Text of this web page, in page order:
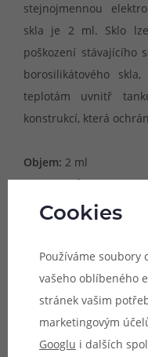
stejnojmennou
skla je 2 ml. Sklo
poškození stávajícího
borosilikátového
teplotám uvnitř
konstrukcí, která
Objem: 2 ml
Vnitřní průměr:16 mm
Vnější průměr: 19 mm
Materiál: borosilikátové
Balení: 1ks
Kompatibilita:
- Aspire PockeX
Cookies
Používáme soubory
vašeho oblíbeného
stránek vašim
marketingovým
Googlu i dalších